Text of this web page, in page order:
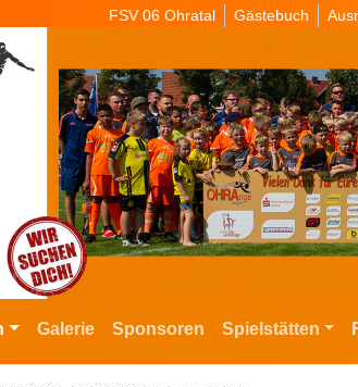
FSV 06 Ohratal Gästebuch
Galerie Sponsoren Spielstätten